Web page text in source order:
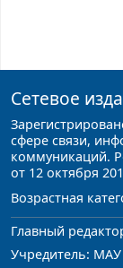
Сетевое
сфере связи,
коммуникаций.
от 12 октября
Возрастная
Главный
Учредитель: